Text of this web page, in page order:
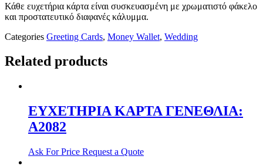
Κάθε ευχετήρια κάρτα είναι συσκευασμένη με χρωματιστό φάκελο
και προστατευτικό διαφανές κάλυμμα.
Categories Greeting Cards, Money Wallet, Wedding
Related products
ΕΥΧΕΤΗΡΙΑ ΚΑΡΤΑ ΓΕΝΕΘΛΙΑ:
Α2082
Ask For Price Request a Quote